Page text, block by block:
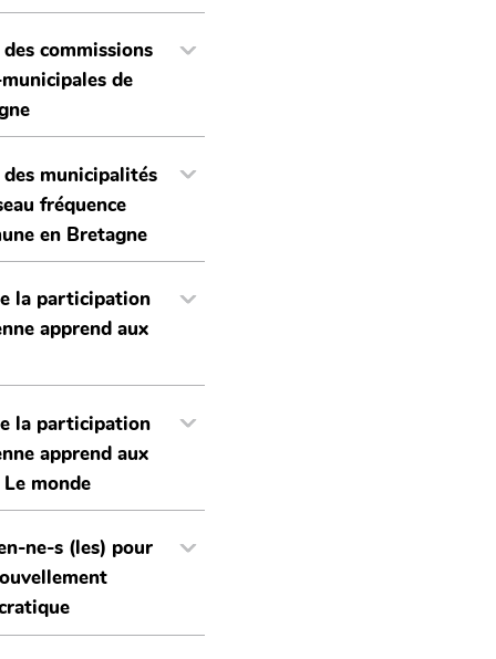
commissions
de
municipalités
fréquence
en Bretagne
la participation
apprend aux
la participation
apprend aux
monde
ne-s (les) pour